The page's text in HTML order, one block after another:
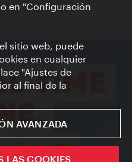
en "Configuración
sitio web, puede
en cualquier
"Ajustes de
al final de la
AVANZADA
LAS COOKIES